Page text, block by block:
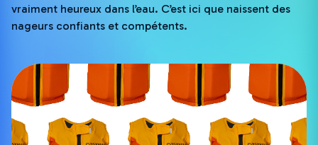
vraiment heureux dans l’eau. C’est ici que naissent des
nageurs confiants et compétents.